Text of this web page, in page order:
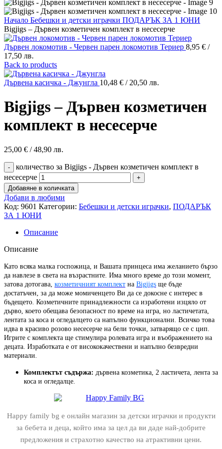
Начало Бебешки и детски играчки ПОДАРЪК ЗА 1 ЮНИ
Bigjigs – Дървен козметичен комплект в несесерче
Дървен локомотив - Червен парен локомотив Териер 8,95 € /
17,50 лв.
Back to products
Дървена касичка - Джунгла 10,48 € / 20,50 лв.
Bigjigs – Дървен козметичен
комплект в несесерче
25,00 € / 48,90 лв.
количество за Bigjigs - Дървен козметичен комплект в
несесерче
Добавяне в количката
Добави в любими
Код: 9601 Категории: Бебешки и детски играчки, ПОДАРЪК
ЗА 1 ЮНИ
Описание
Описание
Като всяка малка госпожица, и Вашата принцеса има желанието бързо
да навлезе в света на възрастните. Има много време до този момент,
затова дотогава, козметичният комплект на Bigjigs ще бъде
достатъчен, за да може момиченцето Ви да се докосне с интерес в
бъдещето. Козметичните принадлежности са изработени изцяло от
дърво, което обещава безопасност по време на игра, но ластичетата,
лентата за коса и огледалцето са напълно функционални. Всичко това
идва в красиво розово несесерче на бели точки, затварящо се с цип.
Игрите с комплекта ще стимулира ролевата игра и въображението на
децата. Изработката е от висококачествени и напълно безвредни
материали.
Комплектът съдържа: дървена козметика, 2 ластичета, лента за
коса и огледалце.
Happy family bg е онлайн магазин за детски играчки и продукти
за бебета и деца, който има за цел да ви даде най-добрите
предложения и страхотно качество на атрактивни цени.